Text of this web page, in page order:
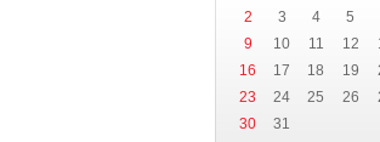
2
3 4 5
9
10 11 12
16
17 18 19
23
24 25 26
30
31